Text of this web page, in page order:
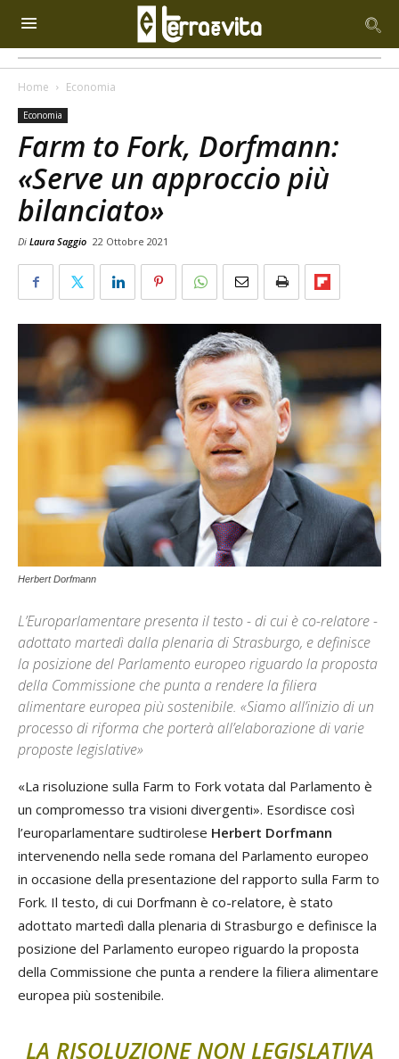
Home Economia
Economia
Farm to Fork, Dorfmann:
«Serve un approccio più
bilanciato»
Di Laura Saggio 22 Ottobre 2021
Herbert Dorfmann
L’Europarlamentare presenta il testo - di cui è co-relatore -
adottato martedì dalla plenaria di Strasburgo, e definisce
la posizione del Parlamento europeo riguardo la proposta
della Commissione che punta a rendere la filiera
alimentare europea più sostenibile. «Siamo all’inizio di un
processo di riforma che porterà all’elaborazione di varie
proposte legislative»
«La risoluzione sulla Farm to Fork votata dal Parlamento è
un compromesso tra visioni divergenti». Esordisce così
l’europarlamentare sudtirolese Herbert Dorfmann
intervenendo nella sede romana del Parlamento europeo
in occasione della presentazione del rapporto sulla Farm to
Fork. Il testo, di cui Dorfmann è co-relatore, è stato
adottato martedì dalla plenaria di Strasburgo e definisce la
posizione del Parlamento europeo riguardo la proposta
della Commissione che punta a rendere la filiera alimentare
europea più sostenibile.
LA RISOLUZIONE NON LEGISLATIVA